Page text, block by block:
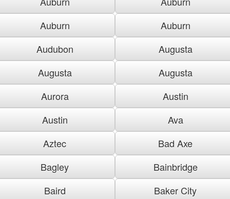
Auburn
Auburn
Audubon
Augusta
Augusta
Augusta
Aurora
Austin
Austin
Ava
Aztec
Bad Axe
Bagley
Bainbridge
Baird
Baker City